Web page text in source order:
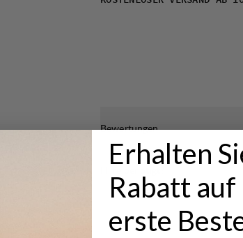
Bewertungen
Erhalten
Rabatt
erste